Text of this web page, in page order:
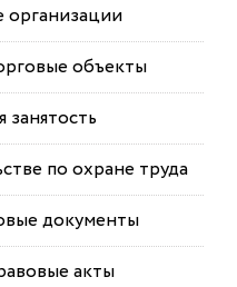
объекты
по охране труда
документы
акты